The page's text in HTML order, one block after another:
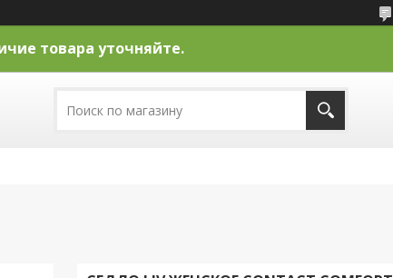
товара уточняйте.